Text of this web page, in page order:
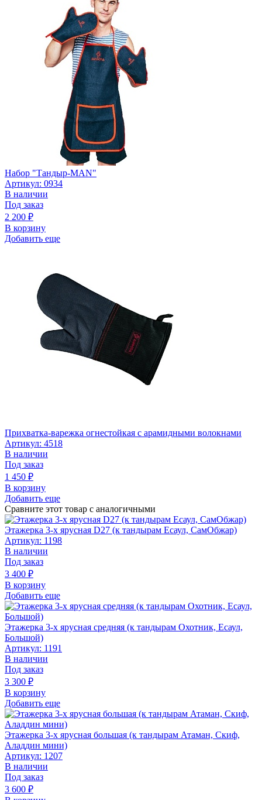
Набор "Тандыр-MAN"
Артикул: 0934
В наличии
Под заказ
2 200 ₽
В корзину
Добавить еще
Прихватка-варежка огнестойкая с арамидными волокнами
Артикул: 4518
В наличии
Под заказ
1 450 ₽
В корзину
Добавить еще
Сравните этот товар с аналогичными
Этажерка 3-х ярусная D27 (к тандырам Есаул, СамОбжар)
Артикул: 1198
В наличии
Под заказ
3 400 ₽
В корзину
Добавить еще
Этажерка 3-х ярусная средняя (к тандырам Охотник, Есаул,
Большой)
Артикул: 1191
В наличии
Под заказ
3 300 ₽
В корзину
Добавить еще
Этажерка 3-х ярусная большая (к тандырам Атаман, Скиф,
Аладдин мини)
Артикул: 1207
В наличии
Под заказ
3 600 ₽